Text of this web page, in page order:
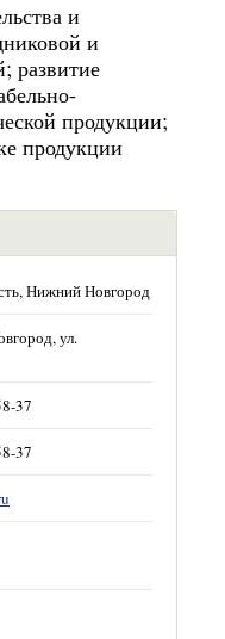
и
и
развитие
продукции;
продукции
Нижний Новгород
ул.
37
37